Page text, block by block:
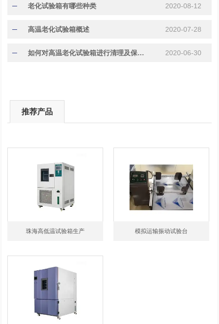
老化试验箱有哪些种类 2020-08-12
高温老化试验箱概述 2020-07-28
如何对高温老化试验箱进行清理及保养工作? 2020-06-30
推荐产品
珠海高低温试验箱生产 模拟运输振动试验台